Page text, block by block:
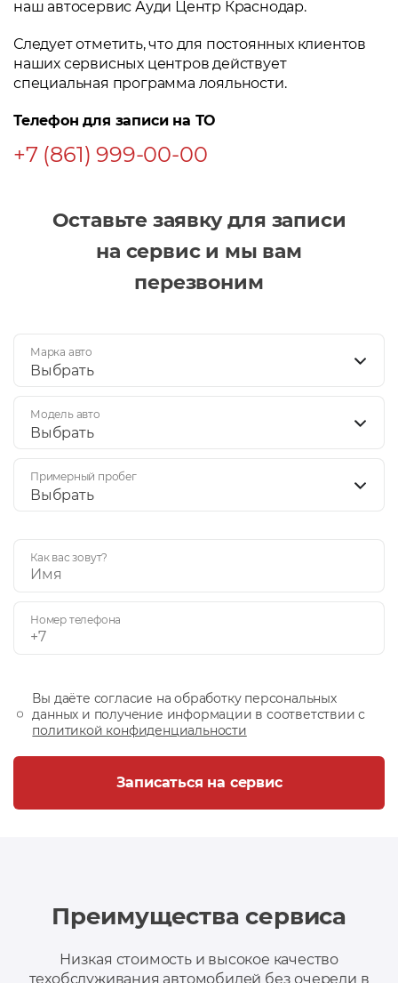
наш автосервис Ауди Центр Краснодар.
Следует отметить, что для постоянных клиентов
наших сервисных центров действует
специальная программа лояльности.
Телефон для записи на ТО
+7 (861) 999-00-00
Оставьте заявку для записи
на сервис и мы вам
перезвоним
Марка авто
Выбрать
Модель авто
Выбрать
Примерный пробег
Выбрать
Как вас зовут?
Номер телефона
Вы даёте согласие на обработку персональных
данных и получение информации в соответствии с
политикой конфиденциальности
Записаться на сервис
Преимущества сервиса
Низкая стоимость и высокое качество
техобслуживания автомобилей без очереди в